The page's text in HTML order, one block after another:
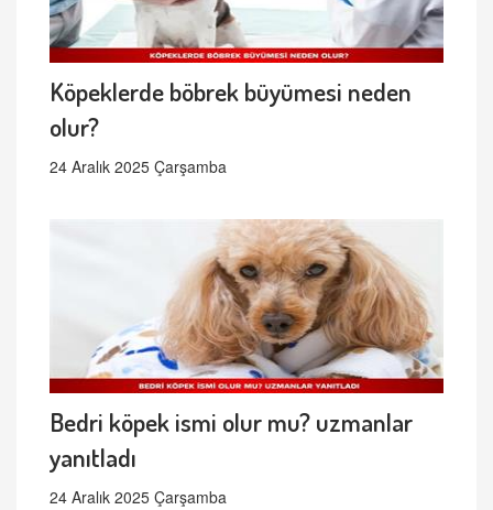
Köpeklerde böbrek büyümesi neden
olur?
24 Aralık 2025 Çarşamba
Bedri köpek ismi olur mu? uzmanlar
yanıtladı
24 Aralık 2025 Çarşamba